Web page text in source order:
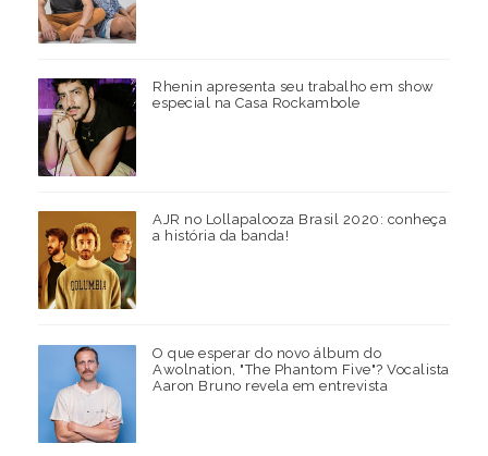
Rhenin apresenta seu trabalho em show
especial na Casa Rockambole
AJR no Lollapalooza Brasil 2020: conheça
a história da banda!
O que esperar do novo álbum do
Awolnation, "The Phantom Five"? Vocalista
Aaron Bruno revela em entrevista